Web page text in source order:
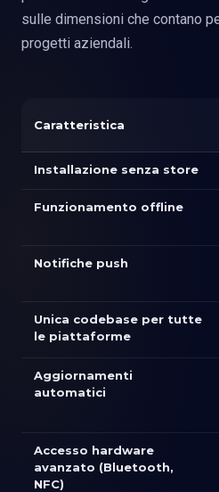
sulle dimensioni che contano
progetti aziendali.
Caratteristica
Installazione senza store
Funzionamento offline
Notifiche push
Unica codebase per tutte
le piattaforme
Aggiornamenti
automatici
Accesso hardware
avanzato (Bluetooth,
NFC)